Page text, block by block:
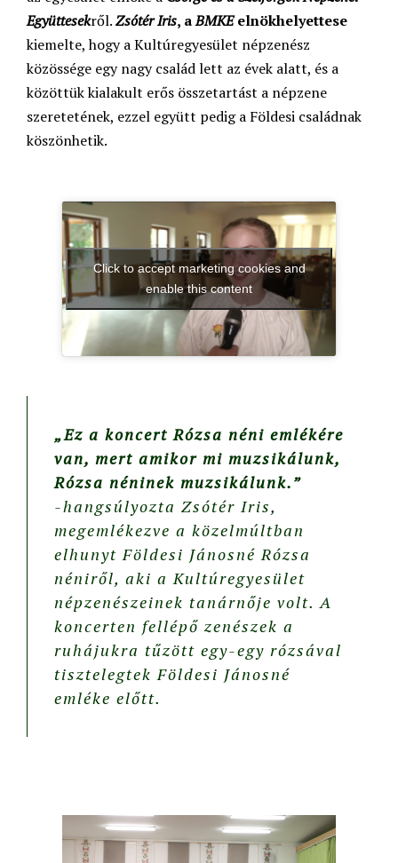
Együttesekről.Zsótér Iris, aBMKEelnökhelyettese
kiemelte, hogy a Kultúregyesület népzenész
közössége egy nagy család lett az évek alatt, és a
közöttük kialakult erős összetartást a népzene
szeretetének, ezzel együtt pedig a Földesi családnak
köszönhetik.
Click to accept marketing cookies and
enable this content
„Ez a koncert Rózsa néni emlékére
van, mert amikor mi muzsikálunk,
Rózsa néninek muzsikálunk.”
-hangsúlyozta Zsótér Iris,
megemlékezve a közelmúltban
elhunyt Földesi Jánosné Rózsa
néniről, aki a Kultúregyesület
népzenészeinek tanárnője volt. A
koncerten fellépő zenészek a
ruhájukra tűzött egy-egy rózsával
tisztelegtek Földesi Jánosné
emléke előtt.